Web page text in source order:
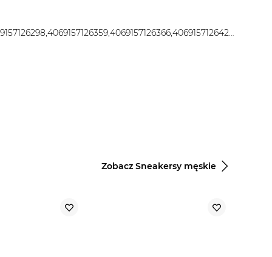
4069157126250,4069157126267,4069157126274,4069157126298,4069157126359,4069157126366,4069157126427,4069157126434
Zobacz Sneakersy męskie